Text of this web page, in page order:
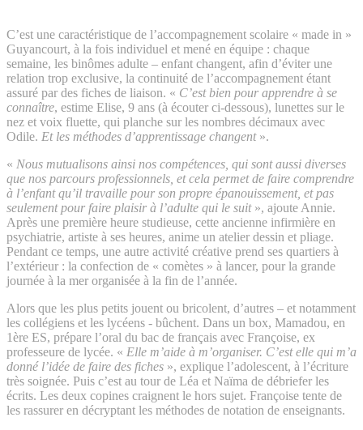
C’est une caractéristique de l’accompagnement scolaire « made in »
Guyancourt, à la fois individuel et mené en équipe : chaque
semaine, les binômes adulte – enfant changent, afin d’éviter une
relation trop exclusive, la continuité de l’accompagnement étant
assuré par des fiches de liaison. « C’est bien pour apprendre à se
connaître, estime Elise, 9 ans (à écouter ci-dessous), lunettes sur le
nez et voix fluette, qui planche sur les nombres décimaux avec
Odile. Et les méthodes d’apprentissage changent ».
« Nous mutualisons ainsi nos compétences, qui sont aussi diverses
que nos parcours professionnels, et cela permet de faire comprendre
à l’enfant qu’il travaille pour son propre épanouissement, et pas
seulement pour faire plaisir à l’adulte qui le suit », ajoute Annie.
Après une première heure studieuse, cette ancienne infirmière en
psychiatrie, artiste à ses heures, anime un atelier dessin et pliage.
Pendant ce temps, une autre activité créative prend ses quartiers à
l’extérieur : la confection de « comètes » à lancer, pour la grande
journée à la mer organisée à la fin de l’année.
Alors que les plus petits jouent ou bricolent, d’autres – et notamment
les collégiens et les lycéens - bûchent. Dans un box, Mamadou, en
1ère ES, prépare l’oral du bac de français avec Françoise, ex
professeure de lycée. « Elle m’aide à m’organiser. C’est elle qui m’a
donné l’idée de faire des fiches », explique l’adolescent, à l’écriture
très soignée. Puis c’est au tour de Léa et Naïma de débriefer les
écrits. Les deux copines craignent le hors sujet. Françoise tente de
les rassurer en décryptant les méthodes de notation de enseignants.